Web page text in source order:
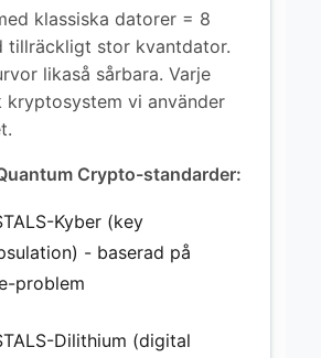
klassiska datorer = 8
tillräckligt stor kvantdator.
likaså sårbara. Varje
kryptosystem vi använder
Crypto-standarder:
Kyber (key
- baserad på
problem
Dilithium (digital